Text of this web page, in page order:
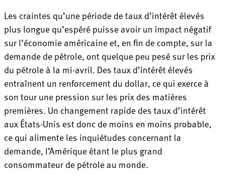
Les craintes qu’une période de taux d’intérêt élevés
plus longue qu’espéré puisse avoir un impact négatif
sur l’économie américaine et, en fin de compte, sur la
demande de pétrole, ont quelque peu pesé sur les prix
du pétrole à la mi-avril. Des taux d’intérêt élevés
entraînent un renforcement du dollar, ce qui exerce à
son tour une pression sur les prix des matières
premières. Un changement rapide des taux d’intérêt
aux États-Unis est donc de moins en moins probable,
ce qui alimente les inquiétudes concernant la
demande, l’Amérique étant le plus grand
consommateur de pétrole au monde.